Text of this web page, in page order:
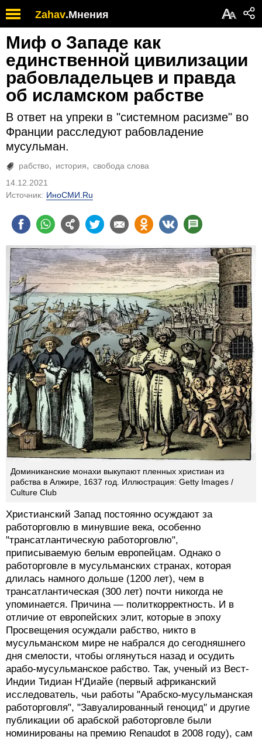
Zahav.Мнения АА
Миф о Западе как
единственной цивилизации
рабовладельцев и правда
об исламском рабстве
В ответ на упреки в "системном расизме" во
Франции расследуют рабовладение
мусульман.
рабство история
свобода слова
14.12.2021
Источник: ИноСМИ.Ru
Доминиканские монахи выкупают пленных христиан из
рабства в Алжире, 1637 год. Иллюстрация: Getty Images /
Culture Club
Христианский Запад постоянно осуждают за
работорговлю в минувшие века, особенно
"трансатлантическую работорговлю",
приписываемую белым европейцам. Однако о
работорговле в мусульманских странах, которая
длилась намного дольше (1200 лет), чем в
трансатлантическая (300 лет) почти никогда не
упоминается. Причина — политкорректность. И в
отличие от европейских элит, которые в эпоху
Просвещения осуждали рабство, никто в
мусульманском мире не набрался до сегодняшнего
дня смелости, чтобы оглянуться назад и осудить
арабо-мусульманское рабство. Так, ученый из Вест-
Индии Тидиан Н'Диайе (первый африканский
исследователь, чьи работы "Арабско-мусульманская
работорговля", "Завуалированный геноцид" и другие
публикации об арабской работорговле были
номинированы на премию Renaudot в 2008 году), сам